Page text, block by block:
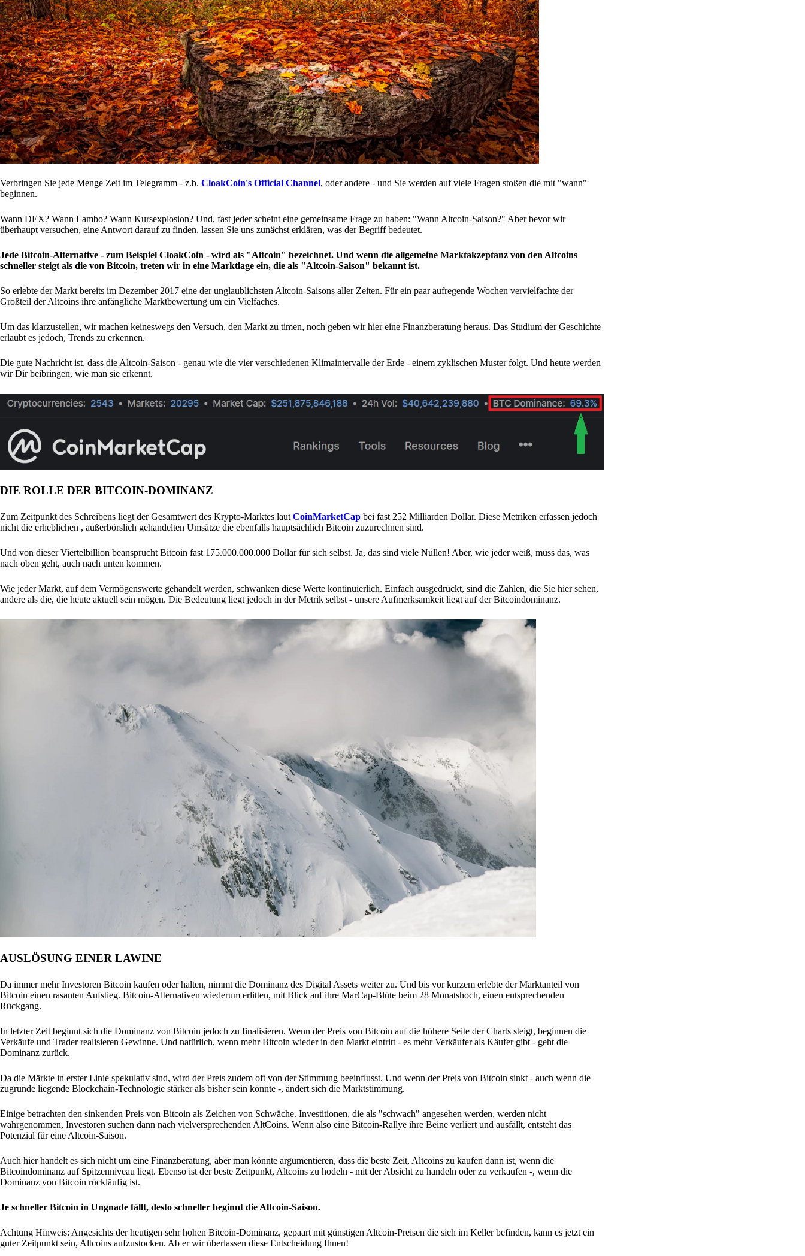
Verbringen Sie jede Menge Zeit im Telegramm - z.b. CloakCoin's Official Channel, oder andere - und Sie werden auf viele Fragen stoßen die mit "wann"
beginnen.
Wann DEX? Wann Lambo? Wann Kursexplosion? Und, fast jeder scheint eine gemeinsame Frage zu haben: "Wann Altcoin-Saison?" Aber bevor wir
überhaupt versuchen, eine Antwort darauf zu finden, lassen Sie uns zunächst erklären, was der Begriff bedeutet.
Jede Bitcoin-Alternative - zum Beispiel CloakCoin - wird als "Altcoin" bezeichnet. Und wenn die allgemeine Marktakzeptanz von den Altcoins
schneller steigt als die von Bitcoin, treten wir in eine Marktlage ein, die als "Altcoin-Saison" bekannt ist.
So erlebte der Markt bereits im Dezember 2017 eine der unglaublichsten Altcoin-Saisons aller Zeiten. Für ein paar aufregende Wochen vervielfachte der
Großteil der Altcoins ihre anfängliche Marktbewertung um ein Vielfaches.
Um das klarzustellen, wir machen keineswegs den Versuch, den Markt zu timen, noch geben wir hier eine Finanzberatung heraus. Das Studium der Geschichte
erlaubt es jedoch, Trends zu erkennen.
Die gute Nachricht ist, dass die Altcoin-Saison - genau wie die vier verschiedenen Klimaintervalle der Erde - einem zyklischen Muster folgt. Und heute werden
wir Dir beibringen, wie man sie erkennt.
DIE ROLLE DER BITCOIN-DOMINANZ
Zum Zeitpunkt des Schreibens liegt der Gesamtwert des Krypto-Marktes laut CoinMarketCap bei fast 252 Milliarden Dollar. Diese Metriken erfassen jedoch
nicht die erheblichen , außerbörslich gehandelten Umsätze die ebenfalls hauptsächlich Bitcoin zuzurechnen sind.
Und von dieser Viertelbillion beansprucht Bitcoin fast 175.000.000.000 Dollar für sich selbst. Ja, das sind viele Nullen! Aber, wie jeder weiß, muss das, was
nach oben geht, auch nach unten kommen.
Wie jeder Markt, auf dem Vermögenswerte gehandelt werden, schwanken diese Werte kontinuierlich. Einfach ausgedrückt, sind die Zahlen, die Sie hier sehen,
andere als die, die heute aktuell sein mögen. Die Bedeutung liegt jedoch in der Metrik selbst - unsere Aufmerksamkeit liegt auf der Bitcoindominanz.
AUSLÖSUNG EINER LAWINE
Da immer mehr Investoren Bitcoin kaufen oder halten, nimmt die Dominanz des Digital Assets weiter zu. Und bis vor kurzem erlebte der Marktanteil von
Bitcoin einen rasanten Aufstieg. Bitcoin-Alternativen wiederum erlitten, mit Blick auf ihre MarCap-Blüte beim 28 Monatshoch, einen entsprechenden
Rückgang.
In letzter Zeit beginnt sich die Dominanz von Bitcoin jedoch zu finalisieren. Wenn der Preis von Bitcoin auf die höhere Seite der Charts steigt, beginnen die
Verkäufe und Trader realisieren Gewinne. Und natürlich, wenn mehr Bitcoin wieder in den Markt eintritt - es mehr Verkäufer als Käufer gibt - geht die
Dominanz zurück.
Da die Märkte in erster Linie spekulativ sind, wird der Preis zudem oft von der Stimmung beeinflusst. Und wenn der Preis von Bitcoin sinkt - auch wenn die
zugrunde liegende Blockchain-Technologie stärker als bisher sein könnte -, ändert sich die Marktstimmung.
Einige betrachten den sinkenden Preis von Bitcoin als Zeichen von Schwäche. Investitionen, die als "schwach" angesehen werden, werden nicht
wahrgenommen, Investoren suchen dann nach vielversprechenden AltCoins. Wenn also eine Bitcoin-Rallye ihre Beine verliert und ausfällt, entsteht das
Potenzial für eine Altcoin-Saison.
Auch hier handelt es sich nicht um eine Finanzberatung, aber man könnte argumentieren, dass die beste Zeit, Altcoins zu kaufen dann ist, wenn die
Bitcoindominanz auf Spitzenniveau liegt. Ebenso ist der beste Zeitpunkt, Altcoins zu hodeln - mit der Absicht zu handeln oder zu verkaufen -, wenn die
Dominanz von Bitcoin rückläufig ist.
Je schneller Bitcoin in Ungnade fällt, desto schneller beginnt die Altcoin-Saison.
Achtung Hinweis: Angesichts der heutigen sehr hohen Bitcoin-Dominanz, gepaart mit günstigen Altcoin-Preisen die sich im Keller befinden, kann es jetzt ein
guter Zeitpunkt sein, Altcoins aufzustocken. Ab er wir überlassen diese Entscheidung Ihnen!